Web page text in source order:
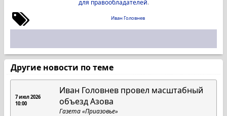
для правообладателей.
Иван Головнев
Другие новости по теме
7 июл 2026
10:00
Иван Головнев провел масштабный
объезд Азова
Газета «Приазовье»